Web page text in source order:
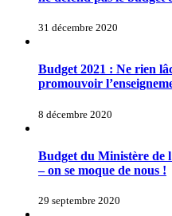
31 décembre 2020
Budget 2021 : Ne rien
promouvoir
8 décembre 2020
Budget du Ministère de
– on se moque de nous !
29 septembre 2020